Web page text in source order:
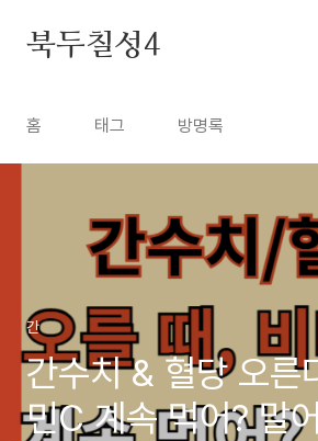
북두칠성4
홈 태그 방명록
간
간수치 & 혈당 오른
민C 계속 먹어? 말